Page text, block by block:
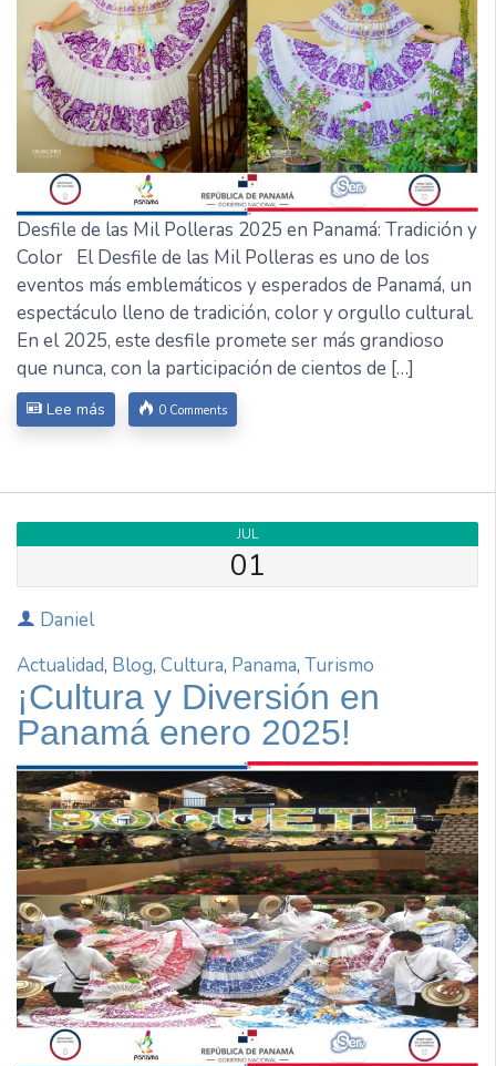
Desfile de las Mil Polleras 2025 en Panamá: Tradición y
Color El Desfile de las Mil Polleras es uno de los
eventos más emblemáticos y esperados de Panamá, un
espectáculo lleno de tradición, color y orgullo cultural.
En el 2025, este desfile promete ser más grandioso
que nunca, con la participación de cientos de […]
Lee más 0 Comments
JUL
01
Daniel
Actualidad, Blog, Cultura, Panama, Turismo
¡Cultura y Diversión en
Panamá enero 2025!